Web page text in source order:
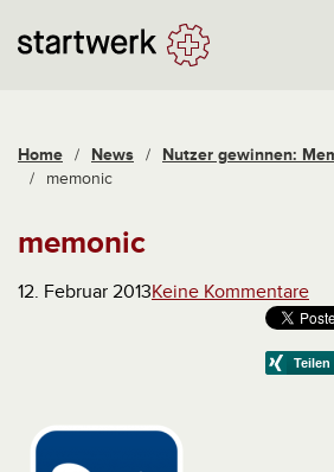
Home / News /
Nutzer gewinnen:
/
memonic
memonic
12. Februar 2013Keine Kommentare